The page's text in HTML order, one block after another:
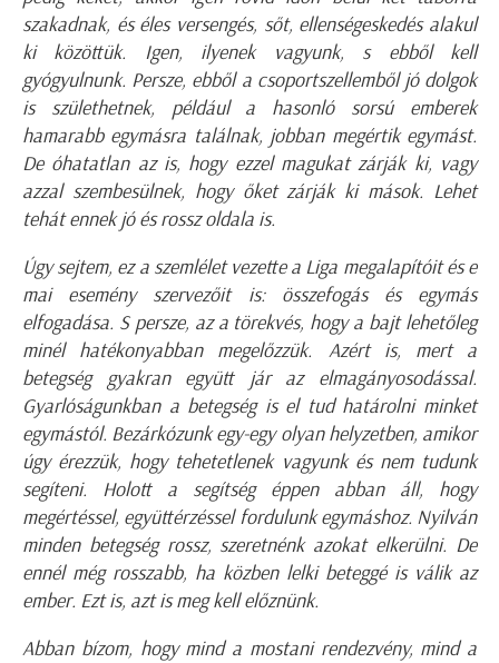
szakadnak, és éles versengés, sőt, ellenségeskedés alakul
ki közöttük. Igen, ilyenek vagyunk, s ebből kell
gyógyulnunk. Persze, ebből a csoportszellemből jó dolgok
is születhetnek, például a hasonló sorsú emberek
hamarabb egymásra találnak, jobban megértik egymást.
De óhatatlan az is, hogy ezzel magukat zárják ki, vagy
azzal szembesülnek, hogy őket zárják ki mások. Lehet
tehát ennek jó és rossz oldala is.
Úgy sejtem, ez a szemlélet vezette a Liga megalapítóit és e
mai esemény szervezőit is: összefogás és egymás
elfogadása. S persze, az a törekvés, hogy a bajt lehetőleg
minél hatékonyabban megelőzzük. Azért is, mert a
betegség gyakran együtt jár az elmagányosodással.
Gyarlóságunkban a betegség is el tud határolni minket
egymástól. Bezárkózunk egy-egy olyan helyzetben, amikor
úgy érezzük, hogy tehetetlenek vagyunk és nem tudunk
segíteni. Holott a segítség éppen abban áll, hogy
megértéssel, együttérzéssel fordulunk egymáshoz. Nyilván
minden betegség rossz, szeretnénk azokat elkerülni. De
ennél még rosszabb, ha közben lelki beteggé is válik az
ember. Ezt is, azt is meg kell előznünk.
Abban bízom, hogy mind a mostani rendezvény, mind a